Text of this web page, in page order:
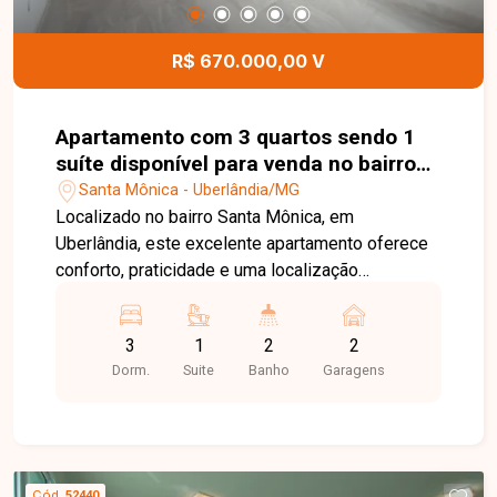
R$ 670.000,00 V
Apartamento com 3 quartos sendo 1
suíte disponível para venda no bairro
Santa Mônica em Uberlândia-MG
Santa Mônica - Uberlândia/MG
Localizado no bairro Santa Mônica, em
Uberlândia, este excelente apartamento oferece
conforto, praticidade e uma localização
valorizadas da cidade. O bairro conta com ampla
infraestrutura, próximo a supermercados,
escolas, farmácias, universidades e diversos
sacada, ideal para momentos de descanso e
3
Dorm.
1
Suite
2
Banho
2
Garagens